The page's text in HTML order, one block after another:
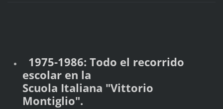
1975-1986: Todo el recorrido
escolar en la
Scuola Italiana "Vittorio
Montiglio".